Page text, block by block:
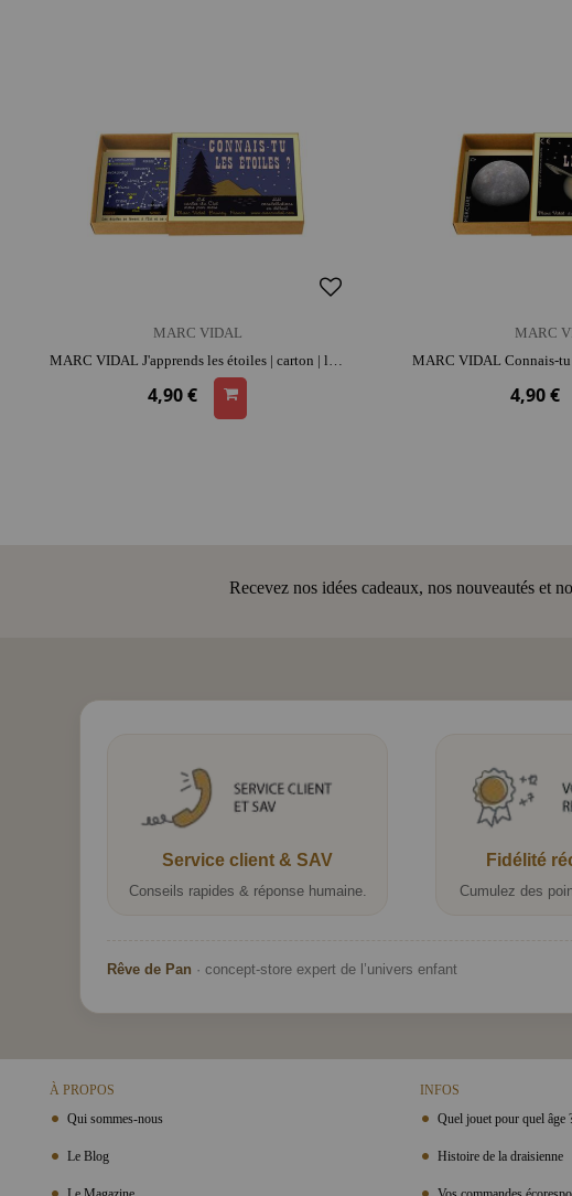
MARC VIDAL
MARC VIDAL J'apprends les étoiles | carton | look rétro | format poche | moment convivial et intergénérationnel | jeu éducatif
4,90 €
MARC
4,90 €
Recevez nos idées cadeaux, nos nouveautés et
Service client & SAV
Conseils rapides & réponse humaine.
Fidélité
Cumulez des
Rêve de Pan · concept-store expert de l’univers enfant
À PROPOS
Qui sommes-nous
Le Blog
INFOS
Quel jouet pour quel âge
Histoire de la draisienne